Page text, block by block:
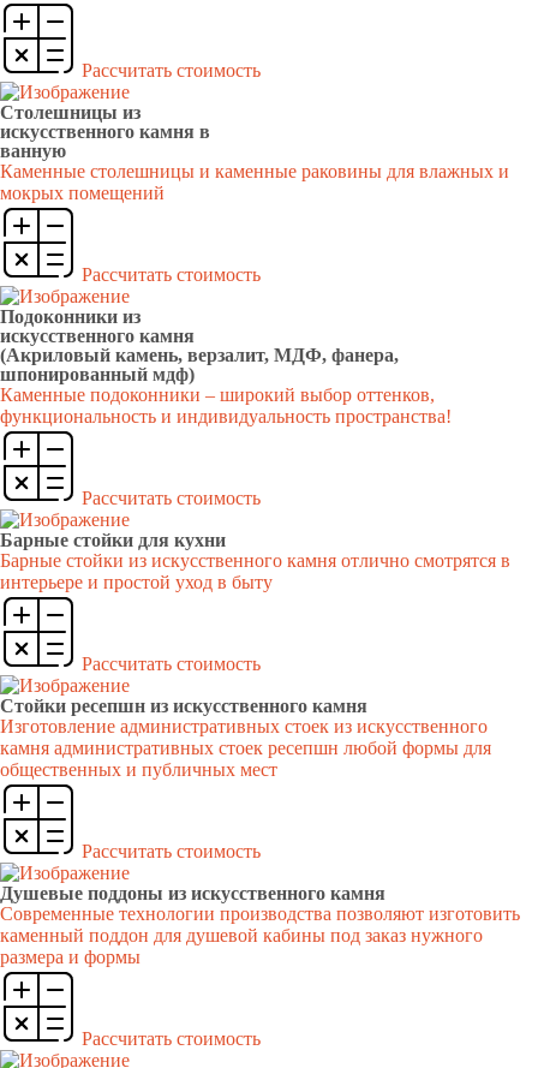
Рассчитать стоимость
Столешницы из
искусственного камня в
ванную
Каменные столешницы и каменные раковины для влажных и
мокрых помещений
Рассчитать стоимость
Подоконники из
искусственного камня
(Акриловый камень, верзалит, МДФ, фанера,
шпонированный мдф)
Каменные подоконники – широкий выбор оттенков,
функциональность и индивидуальность пространства!
Рассчитать стоимость
Барные стойки для кухни
Барные стойки из искусственного камня отлично смотрятся в
интерьере и простой уход в быту
Рассчитать стоимость
Стойки ресепшн из искусственного камня
Изготовление административных стоек из искусственного
камня административных стоек ресепшн любой формы для
общественных и публичных мест
Рассчитать стоимость
Душевые поддоны из искусственного камня
Современные технологии производства позволяют изготовить
каменный поддон для душевой кабины под заказ нужного
размера и формы
Рассчитать стоимость